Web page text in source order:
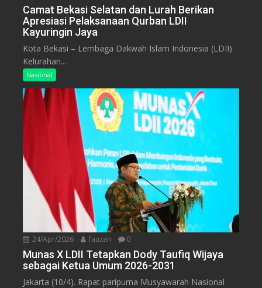
Camat Bekasi Selatan dan Lurah Berikan
Apresiasi Pelaksanaan Qurban LDII
Kayuringin Jaya
Kota Bekasi – Lembaga Dakwah Islam Indonesia (LDII)
Kelurahan...
Nasional
24/Apr/2026 fauzan 0
Munas X LDII Tetapkan Dody Taufiq Wijaya
sebagai Ketua Umum 2026-2031
Jakarta (10/4). Rapat paripurna Musyawarah Nasional